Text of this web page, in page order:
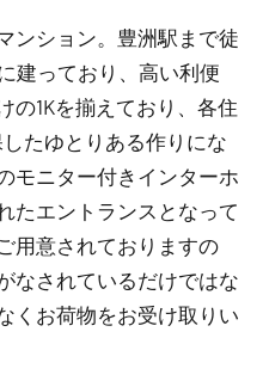
ンション。豊洲駅まで徒
建っており、高い利便
の1Kを揃えており、各住
たゆとりある作りにな
モニター付きインターホ
たエントランスとなって
用意されておりますの
なされているだけではな
くお荷物をお受け取りい